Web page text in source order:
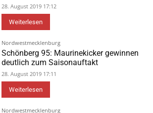
28. August 2019 17:12
Weiterlesen
Nordwestmecklenburg
Schönberg 95: Maurinekicker gewinnen
deutlich zum Saisonauftakt
28. August 2019 17:11
Weiterlesen
Nordwestmecklenburg